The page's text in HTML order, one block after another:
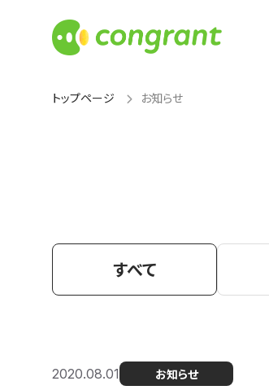
トップページ お知らせ
すべて
2020.08.01 お知らせ